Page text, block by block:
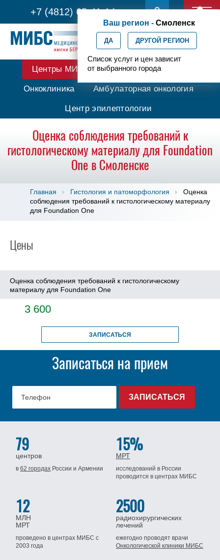
+7 (4812) 65-41-14
Ваш регион - Смоленск
ДА ДРУГОЙ РЕГИОН
Список услуг и цен зависит
от выбранного города
Центры МИБС Протонная терапия
Онкоклиника Амбулаторная онкология
Центр эпилептологии
Оценка соблюдения требований к
гистологическому материалу для Foundation
One в Смоленске
Главная Гистология и патоморфология
Оценка
соблюдения требований к гистологическому материалу
для Foundation One
Цены
Оценка соблюдения требований к гистологическому
материалу для Foundation One
3 600
ЗАПИСАТЬСЯ
Записаться на прием
79
центров
в62 городах Россиии Армении
15%
МРТ
исследований в России
проводится в центрах МИБС
12
МЛН
МРТ
проведено в центрах МИБСс
2003 года
2500
радиохирургических
лечений
ежегодно проводят врачи
Онкологической клиники МИБС